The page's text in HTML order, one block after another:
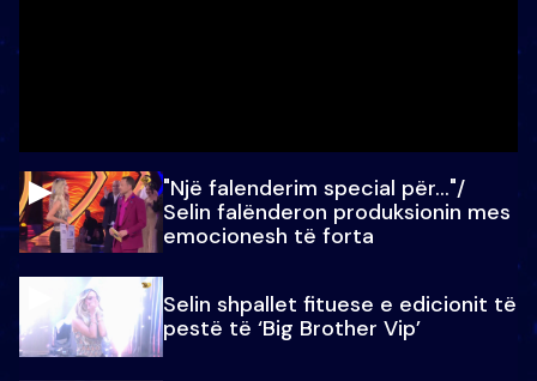
"Një falenderim special për…"/
Selin falënderon produksionin mes
emocionesh të forta
Selin shpallet fituese e edicionit të
pestë të ‘Big Brother Vip’